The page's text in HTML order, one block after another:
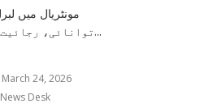
توانائی، رجائیت اور نئے عزم سے بھرے ہوئے...
March 24, 2026
News Desk